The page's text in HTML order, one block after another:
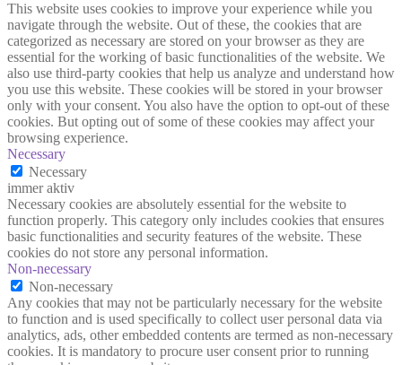
This website uses cookies to improve your experience while you
navigate through the website. Out of these, the cookies that are
categorized as necessary are stored on your browser as they are
essential for the working of basic functionalities of the website. We
also use third-party cookies that help us analyze and understand how
you use this website. These cookies will be stored in your browser
only with your consent. You also have the option to opt-out of these
cookies. But opting out of some of these cookies may affect your
browsing experience.
Necessary
Necessary
immer aktiv
Necessary cookies are absolutely essential for the website to
function properly. This category only includes cookies that ensures
basic functionalities and security features of the website. These
cookies do not store any personal information.
Non-necessary
Non-necessary
Any cookies that may not be particularly necessary for the website
to function and is used specifically to collect user personal data via
analytics, ads, other embedded contents are termed as non-necessary
cookies. It is mandatory to procure user consent prior to running